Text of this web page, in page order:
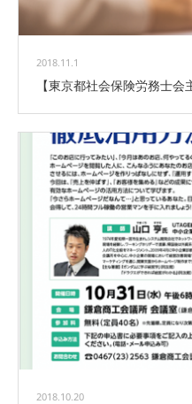
2018.11.1
【東京都社会保険労務士
2018.10.20